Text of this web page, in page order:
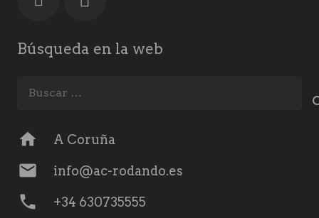
Búsqueda en la web
home A Coruña
mail info@ac-rodando.es
phone +34 630735555